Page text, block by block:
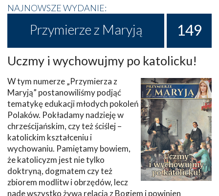
NAJNOWSZE WYDANIE:
Przymierze z Maryją 149
Uczmy i wychowujmy po katolicku!
W tym numerze „Przymierza z
Maryją” postanowiliśmy podjąć
tematykę edukacji młodych pokoleń
Polaków. Pokładamy nadzieję w
chrześcijańskim, czy też ściślej –
katolickim kształceniu i
wychowaniu. Pamiętamy bowiem,
że katolicyzm jest nie tylko
doktryną, dogmatem czy też
zbiorem modlitw i obrzędów, lecz
nade wszystko żywą relacją z Bogiem i powinien